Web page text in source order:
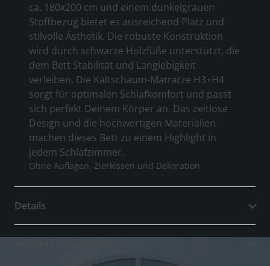
ca. 180x200 cm und einem dunkelgrauen
Stoffbezug bietet es ausreichend Platz und
stilvolle Ästhetik. Die robuste Konstruktion
wird durch schwarze Holzfüße unterstützt, die
dem Bett Stabilität und Langlebigkeit
verleihen. Die Kaltschaum-Matratze H3+H4
sorgt für optimalen Schlafkomfort und passt
sich perfekt Deinem Körper an. Das zeitlose
Design und die hochwertigen Materialien
machen dieses Bett zu einem Highlight in
jedem Schlafzimmer.
Ohne Auflagen, Zierkissen und Dekoration
Details